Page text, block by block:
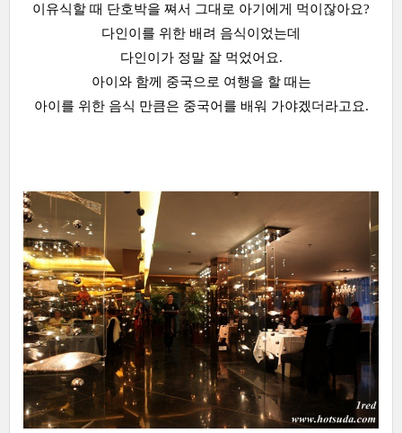
이유식할 때 단호박을 쪄서 그대로 아기에게 먹이잖아요?
다인이를 위한 배려 음식이었는데
다인이가 정말 잘 먹었어요.
아이와 함께 중국으로 여행을 할 때는
아이를 위한 음식 만큼은 중국어를 배워 가야겠더라고요.